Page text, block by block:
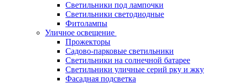
Светильники под лампочки
Светильники светодиодные
Фитолампы
Уличное освещение
Прожекторы
Садово-парковые светильники
Светильники на солнечной батарее
Светильники уличные серий рку и жку
Фасадная подсветка